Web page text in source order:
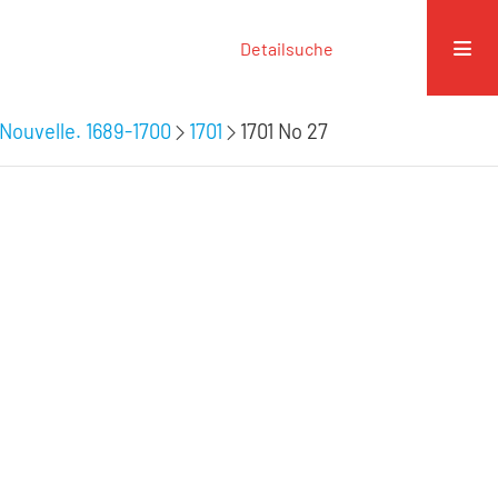
Detailsuche
1689-1700 1701 1701 No 27